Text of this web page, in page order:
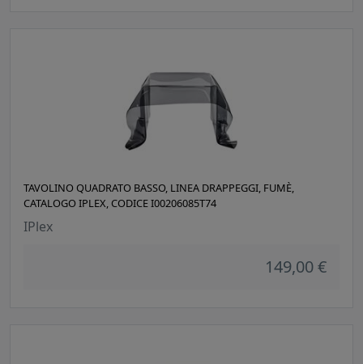
TAVOLINO QUADRATO BASSO, LINEA DRAPPEGGI, FUMÈ,
CATALOGO IPLEX, CODICE I00206085T74
IPlex
149,00 €